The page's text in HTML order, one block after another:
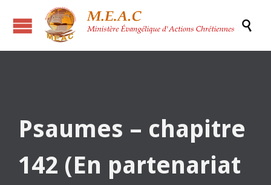

Psaumes – chapitre
142 (En partenariat